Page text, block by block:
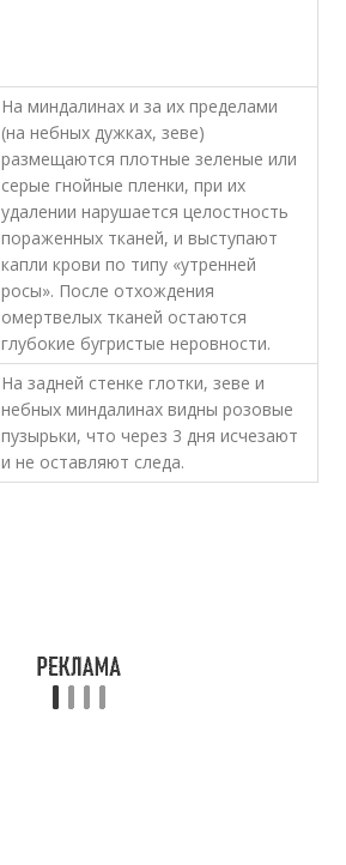
На миндалинах и за их пределами
(на небных дужках, зеве)
размещаются плотные зеленые или
серые гнойные пленки, при их
удалении нарушается целостность
пораженных тканей, и выступают
капли крови по типу «утренней
росы». После отхождения
омертвелых тканей остаются
глубокие бугристые неровности.
На задней стенке глотки, зеве и
небных миндалинах видны розовые
пузырьки, что через 3 дня исчезают
и не оставляют следа.